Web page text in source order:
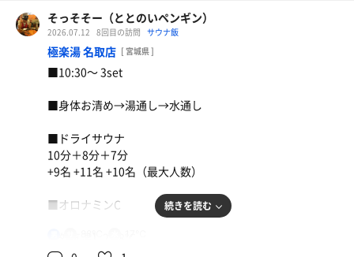
ネギみそらーめん 煮卵トッピング
麦茶
わらじとんかつ御膳
麦茶
【外気温】－
【 風 】－
明日のゴルフに備えて昨晩名古屋入り。
朝起きて朝ウナ3set。
久しぶりのサウナフジ、最高！
そっそそー（ととのいペンギン）
2026.07.12 8回目の訪問 サウナ飯
極楽湯 名取店 [ 宮城県 ]
■10:30〜 3set
■身体お清め→湯通し→水通し
■ドライサウナ
10分＋8分＋7分
+9名 +11名 +10名（最大人数）
■オロナミンC 続きを読む